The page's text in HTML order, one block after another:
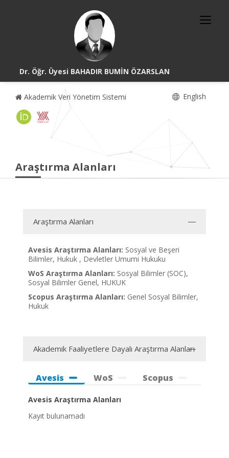
Dr. Öğr. Üyesi BAHADIR BUMİN ÖZARSLAN
Akademik Veri Yönetim Sistemi English
Araştırma Alanları
Araştırma Alanları
Avesis Araştırma Alanları: Sosyal ve Beşeri
Bilimler, Hukuk , Devletler Umumi Hukuku
WoS Araştırma Alanları: Sosyal Bilimler (SOC),
Sosyal Bilimler Genel, HUKUK
Scopus Araştırma Alanları: Genel Sosyal Bilimler,
Hukuk
Akademik Faaliyetlere Dayalı Araştırma Alanları
Avesis WoS Scopus
Avesis Araştırma Alanları
Kayıt bulunamadı